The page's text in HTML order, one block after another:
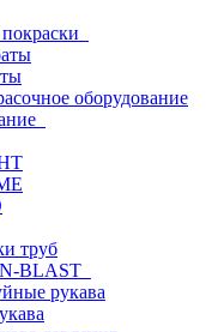
оборудование
труб
BLAST
рукава